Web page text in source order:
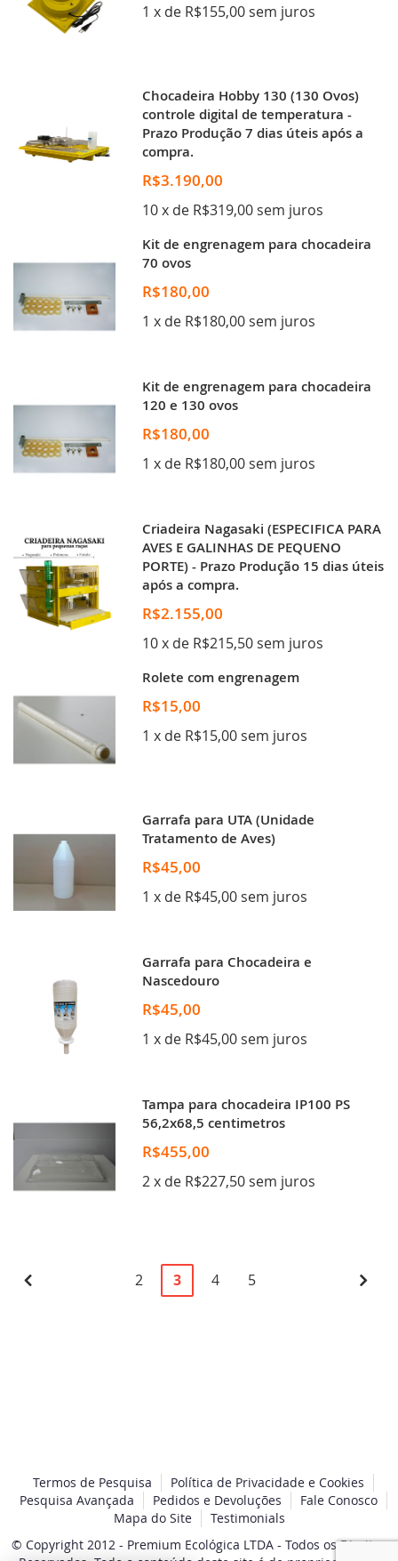
1 x de R$155,00 sem juros
Chocadeira Hobby 130 (130 Ovos)
controle digital de temperatura -
Prazo Produção 7 dias úteis após a
compra.
R$3.190,00
10 x de R$319,00 sem juros
Kit de engrenagem para chocadeira
70 ovos
R$180,00
1 x de R$180,00 sem juros
Kit de engrenagem para chocadeira
120 e 130 ovos
R$180,00
1 x de R$180,00 sem juros
Criadeira Nagasaki (ESPECIFICA PARA
AVES E GALINHAS DE PEQUENO
PORTE) - Prazo Produção 15 dias úteis
após a compra.
R$2.155,00
10 x de R$215,50 sem juros
Rolete com engrenagem
R$15,00
1 x de R$15,00 sem juros
Garrafa para UTA (Unidade
Tratamento de Aves)
R$45,00
1 x de R$45,00 sem juros
Garrafa para Chocadeira e
Nascedouro
R$45,00
1 x de R$45,00 sem juros
Tampa para chocadeira IP100 PS
56,2x68,5 centimetros
R$455,00
2 x de R$227,50 sem juros
Página
Página
Anterior Página
2
Você
3 Página
4 Página
5
Termos de Pesquisa
Política de Privacidade e Cookies
Pesquisa Avançada
Pedidos e Devoluções
Fale Conosco
Mapa do Site
Testimonials
© Copyright 2012 - Premium Ecológica LTDA - Todos os Direitos